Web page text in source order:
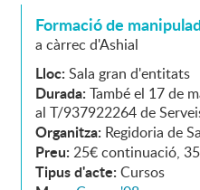
Formació de
a càrrec d'Ashial
Lloc: Sala gran d'entitats
Durada: També el 17 de
al T/937922264 de
Organitza: Regidoria de
Preu: 25€ continuació,
Tipus d'acte: Cursos